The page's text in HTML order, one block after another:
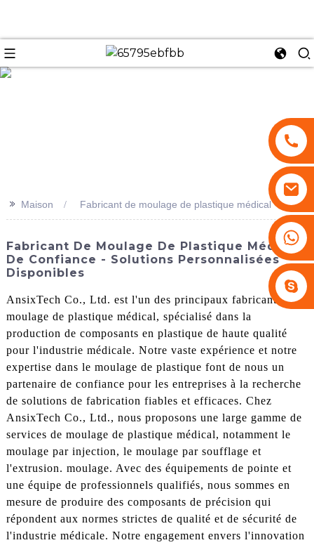
>> Maison Fabricant de moulage de plastique médical
Fabricant De Moulage De Plastique Médical
De Confiance - Solutions Personnalisées
Disponibles
AnsixTech Co., Ltd. est l'un des principaux fabricants de
moulage de plastique médical, spécialisé dans la
production de composants en plastique de haute qualité
pour l'industrie médicale. Notre vaste expérience et notre
expertise dans le moulage de plastique font de nous un
partenaire de confiance pour les entreprises à la recherche
de solutions de fabrication fiables et efficaces. Chez
AnsixTech Co., Ltd., nous proposons une large gamme de
services de moulage de plastique médical, notamment le
moulage par injection, le moulage par soufflage et
l'extrusion. moulage. Avec des équipements de pointe et
une équipe de professionnels qualifiés, nous sommes en
mesure de produire des composants de précision qui
répondent aux normes strictes de qualité et de sécurité de
l'industrie médicale. Notre engagement envers l'innovation